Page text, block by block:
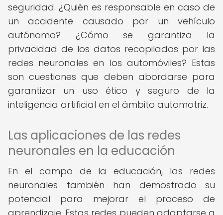
seguridad. ¿Quién es responsable en caso de
un accidente causado por un vehículo
autónomo? ¿Cómo se garantiza la
privacidad de los datos recopilados por las
redes neuronales en los automóviles? Estas
son cuestiones que deben abordarse para
garantizar un uso ético y seguro de la
inteligencia artificial en el ámbito automotriz.
Las aplicaciones de las redes
neuronales en la educación
En el campo de la educación, las redes
neuronales también han demostrado su
potencial para mejorar el proceso de